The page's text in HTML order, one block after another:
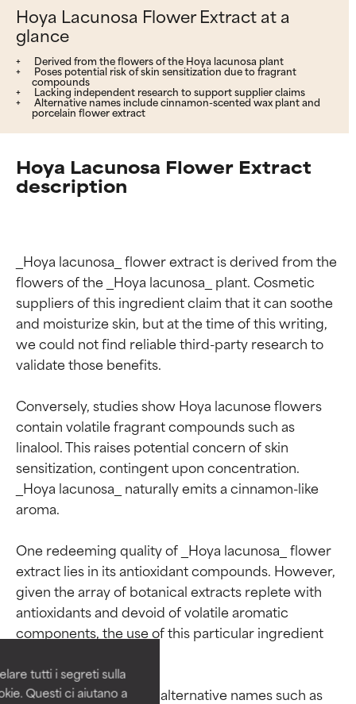
tutti i segreti sulla
Questi ci aiutano a
Hoya Lacunosa Flower Extract at a
glance
Derived from the flowers of the Hoya lacunosa plant
Poses potential risk of skin sensitization due to fragrant
compounds
Lacking independent research to support supplier claims
Alternative names include cinnamon-scented wax plant and
porcelain flower extract
Hoya Lacunosa Flower Extract
description
_Hoya lacunosa_ flower extract is derived from the
flowers of the _Hoya lacunosa_ plant. Cosmetic
suppliers of this ingredient claim that it can soothe
and moisturize skin, but at the time of this writing,
we could not find reliable third-party research to
validate those benefits.
Conversely, studies show Hoya lacunose flowers
contain volatile fragrant compounds such as
linalool. This raises potential concern of skin
sensitization, contingent upon concentration.
_Hoya lacunosa_ naturally emits a cinnamon-like
aroma.
One redeeming quality of _Hoya lacunosa_ flower
extract lies in its antioxidant compounds. However,
given the array of botanical extracts replete with
antioxidants and devoid of volatile aromatic
components, the use of this particular ingredient
This plant also goes by alternative names such as
Valutazione degli
ingredienti
Comprovati e sostenuti da studi
indipendenti. Ingrediente attivo
Valutazione degli
ingredienti
Comprovati e sostenuti da studi
indipendenti. Ingrediente attivo